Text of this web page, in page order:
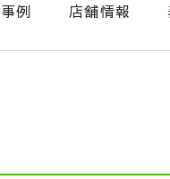
例 店舗情報